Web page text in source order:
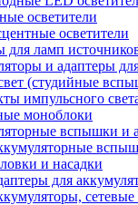
осветители
осветители
для ламп
и адаптеры
(студийные
импульсного
моноблоки
вспышки и
и насадки
для